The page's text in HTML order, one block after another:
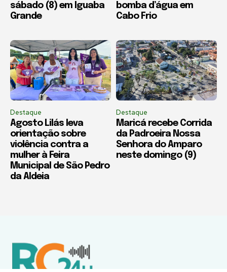
sábado (8) em Iguaba
Grande
bomba d’água em
Cabo Frio
Destaque
Agosto Lilás leva
orientação sobre
violência contra a
mulher à Feira
Municipal de São Pedro
da Aldeia
Destaque
Maricá recebe Corrida
da Padroeira Nossa
Senhora do Amparo
neste domingo (9)